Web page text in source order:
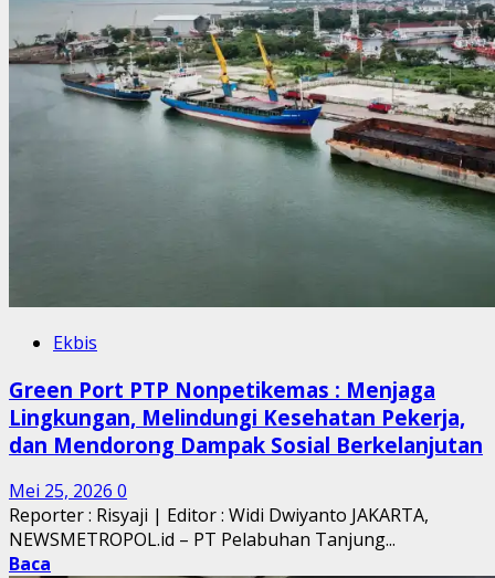
Ekbis
Green Port PTP Nonpetikemas : Menjaga
Lingkungan, Melindungi Kesehatan Pekerja,
dan Mendorong Dampak Sosial Berkelanjutan
Mei 25, 2026 0
Reporter : Risyaji | Editor : Widi Dwiyanto JAKARTA,
NEWSMETROPOL.id – PT Pelabuhan Tanjung...
Baca